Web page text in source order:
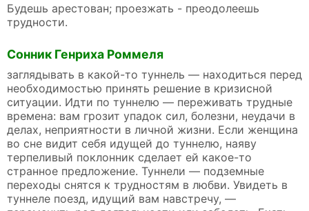
Будешь арестован; проезжать - преодолеешь
трудности.
Сонник Генриха Роммеля
заглядывать в какой-то туннель — находиться перед
необходимостью принять решение в кризисной
ситуации. Идти по туннелю — переживать трудные
времена: вам грозит упадок сил, болезни, неудачи в
делах, неприятности в личной жизни. Если женщина
во сне видит себя идущей до туннелю, наяву
терпеливый поклонник сделает ей какое-то
странное предложение. Туннели — подземные
переходы снятся к трудностям в любви. Увидеть в
туннеле поезд, идущий вам навстречу, —